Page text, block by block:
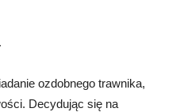
ozdobnego trawnika,
Decydując się na